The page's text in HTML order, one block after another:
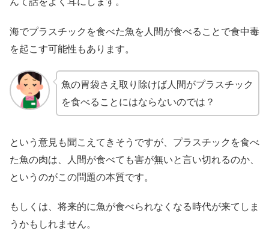
海でプラスチックを食べた魚を人間が食べることで食中毒
を起こす可能性もあります。
魚の胃袋さえ取り除けば人間がプラスチック
を食べることにはならないのでは？
という意見も聞こえてきそうですが、プラスチックを食べ
た魚の肉は、人間が食べても害が無いと言い切れるのか、
というのがこの問題の本質です。
もしくは、将来的に魚が食べられなくなる時代が来てしま
うかもしれません。